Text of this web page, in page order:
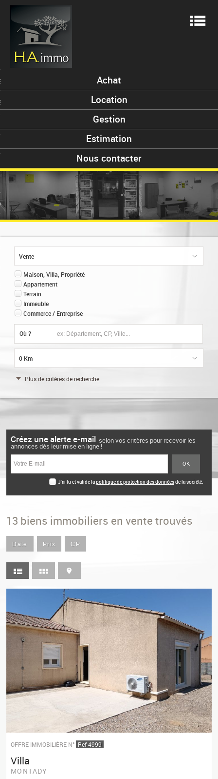
Achat
Location
Gestion
Estimation
Nous contacter
Vente
Maison, Villa, Propriété
Appartement
Terrain
Immeuble
Commerce / Entreprise
Où ?
0 Km
Plus de critères de recherche
VOTRE BIEN
0
Créez une alerte e-mail selon vos critères pour recevoir les
annonces dès leur mise en ligne !
J'ai lu et valide lapolitique de protection des donnéesde la société.
13 biens immobiliers en vente trouvés
Date Prix CP
OFFRE IMMOBILIÈRE N° Ref 4999
Villa
MONTADY